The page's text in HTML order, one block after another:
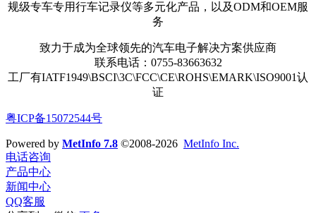
规级专车专用行车记录仪等多元化产品，以及ODM和OEM服
务
致力于成为全球领先的汽车电子解决方案供应商
联系电话：0755-83663632
工厂有IATF1949\BSCI\3C\FCC\CE\ROHS\EMARK\ISO9001认
证
粤ICP备15072544号
Powered by MetInfo 7.8 ©2008-2026 MetInfo Inc.
电话咨询
产品中心
新闻中心
QQ客服